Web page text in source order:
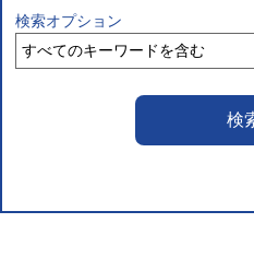
検索オプション